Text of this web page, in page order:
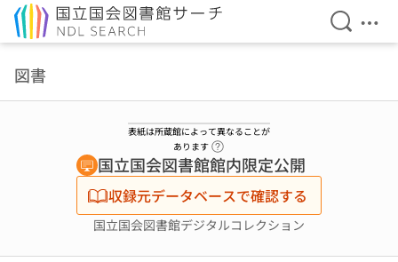
検索を
メ
図書
表紙は所蔵館によって異なることが
あります
国立国会図書館館内限定公開
収録元データベースで確認する
国立国会図書館デジタルコレクション